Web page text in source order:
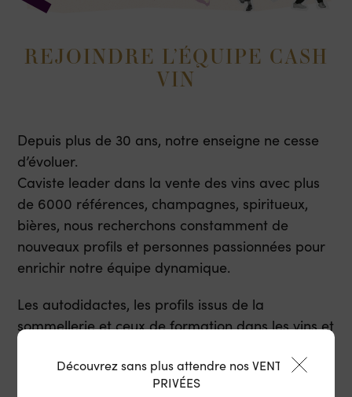
REJOINDRE L’ÉQUIPE CASH
VIN
Depuis plus de 30 ans, notre enseigne ne cesse
d’évoluer.
Caviste leader dans la vente des vins avec plus
de 6000 références, champagnes, spiritueux,
bières, nous recherchons constamment de
nouveaux profils et personnes passionnées pour
enrichir notre équipe dynamique.
Les autodidactes, les profils issus de la
sommellerie et ceux de formation dans les vins et
Découvrez sans plus attendre nos VENTES
PRIVÉES